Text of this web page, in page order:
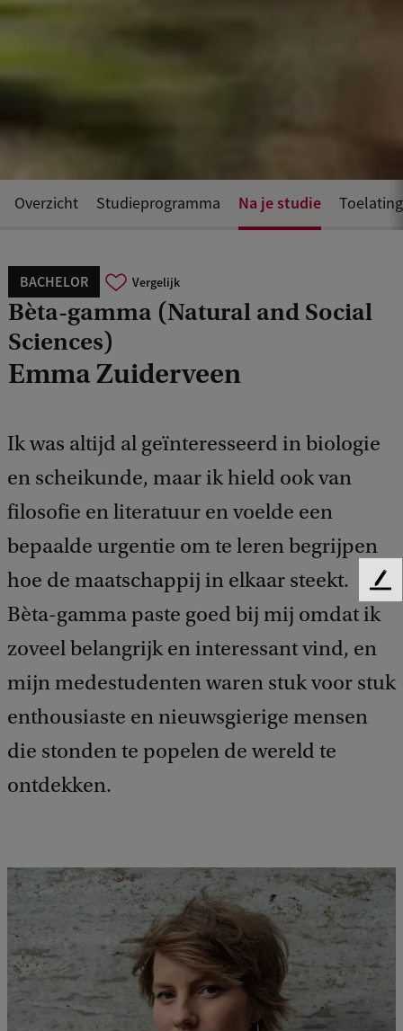
BACHELOR Vergelijk
Bèta-gamma (Natural and Social
Sciences)
Emma Zuiderveen
Ik was altijd al geïnteresseerd in biologie
en scheikunde, maar ik hield ook van
filosofie en literatuur en voelde een
bepaalde urgentie om te leren begrijpen
hoe de maatschappij in elkaar steekt.
Bèta-gamma paste goed bij mij omdat ik
zoveel belangrijk en interessant vind, en
mijn medestudenten waren stuk voor stuk
enthousiaste en nieuwsgierige mensen
die stonden te popelen de wereld te
ontdekken.
Overzicht Studieprogramma Na je studie
F
e
a